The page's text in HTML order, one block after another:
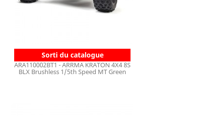
Sorti du catalogue
ARA110002BT1 - ARRMA KRATON 4X4 8S
BLX Brushless 1/5th Speed MT Green